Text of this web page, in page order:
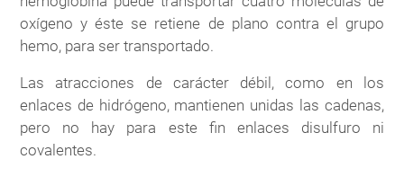
oxígeno y éste se retiene de plano contra el grupo
hemo, para ser transportado.
Las atracciones de carácter débil, como en los
enlaces de hidrógeno, mantienen unidas las cadenas,
pero no hay para este fin enlaces disulfuro ni
covalentes.